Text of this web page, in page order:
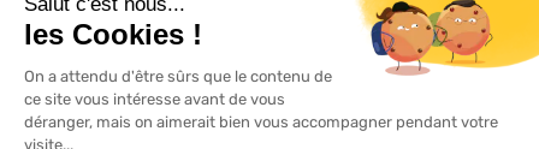

SERVICES
INFORMATIONS